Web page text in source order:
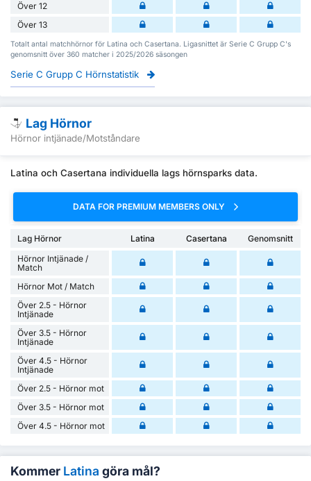
Över 12
Över 13
Totalt antal matchhörnor för Latina och Casertana. Ligasnittet är Serie C Grupp C's
genomsnitt över 360 matcher i 2025/2026 säsongen
Serie C Grupp C Hörnstatistik
Lag Hörnor
Hörnor intjänade/Motståndare
Latina och Casertana individuella lags hörnsparks data.
DATA FOR PREMIUM MEMBERS ONLY
Lag Hörnor Latina Casertana
Genomsnitt
Hörnor Intjänade /
Match
Hörnor Mot / Match
Över 2.5 - Hörnor
Intjänade
Över 3.5 - Hörnor
Intjänade
Över 4.5 - Hörnor
Intjänade
Över 2.5 - Hörnor mot
Över 3.5 - Hörnor mot
Över 4.5 - Hörnor mot
Kommer Latina göra mål?